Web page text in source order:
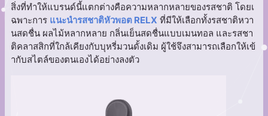
สิ่งที่ทำให้แบรนด์นี้แตกต่างคือความหลากหลายของรสชาติ โดยเ
ฉพาะการ แนะนำรสชาติหัวพอต RELX ที่มีให้เลือกทั้งรสชาติหวา
นสดชื่น ผลไม้หลากหลาย กลิ่นเย็นสดชื่นแบบเมนทอล และรสชา
ติคลาสสิกที่ใกล้เคียงกับบุหรี่มวนดั้งเดิม ผู้ใช้จึงสามารถเลือกให้เข้
ากับสไตล์ของตนเองได้อย่างลงตัว